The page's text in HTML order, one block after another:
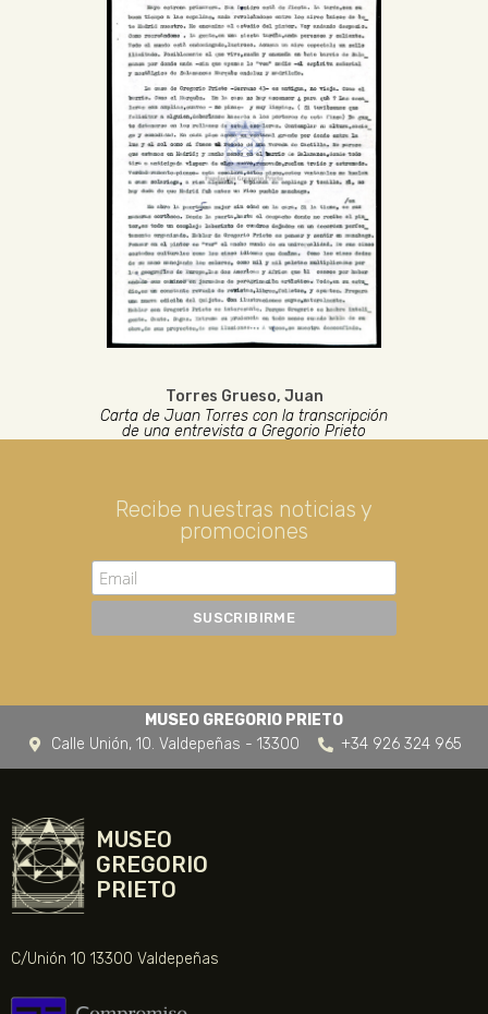
Torres Grueso, Juan
Carta de Juan Torres con la transcripción
de una entrevista a Gregorio Prieto
Recibe nuestras noticias y
promociones
MUSEO GREGORIO PRIETO
Calle Unión, 10. Valdepeñas - 13300
+34 926 324 965
MUSEO
GREGORIO
PRIETO
C/Unión 10 13300 Valdepeñas